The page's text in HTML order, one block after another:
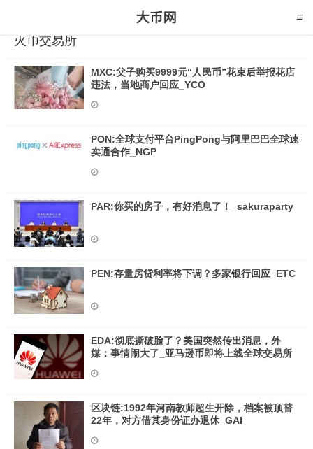
火币交易所
MXC:父子购买9999元“人民币”花束后举报花店
违法，当地商户回应_YCO
PON:全球支付平台PingPong与阿里巴巴全球速
卖通合作_NGP
PAR:你买的房子，有好消息了！_sakuraparty
PEN:存量房贷利率将下调？多家银行回应_ETC
EDA:彻底撕破脸了？美国突然传出消息，外
媒：事情闹大了_亚马逊币即将上线全球交易所
区块链:1992年河南教师超生开除，档案被顶替
22年，对方借其身份证办退休_GAI